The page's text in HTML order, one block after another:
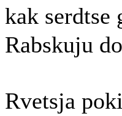
kak serdtse
Rabskuju
Rvetsja